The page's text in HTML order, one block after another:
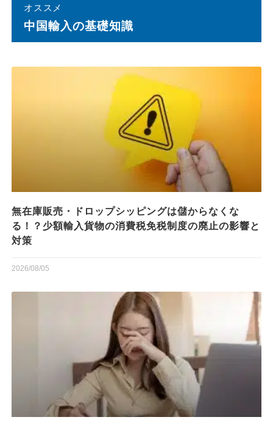
オススメ
中国輸⼊の基礎知識
無在庫販売・ドロップシッピングは儲からなくな
る！？少額輸入貨物の消費税免税制度の廃止の影響と
対策
2026/08/05